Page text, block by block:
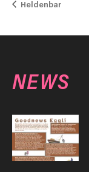
Heldenbar
NEWS